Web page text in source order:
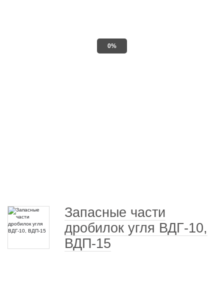
0%
Запасные части
дробилок угля ВДГ-10,
ВДП-15